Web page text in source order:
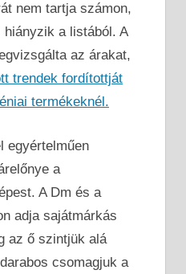
nem tartja számon,
a listából. A
az árakat,
trendek fordítottját
termékeknél.
egyértelműen
a
A Dm és a
adja sajátmárkás
az ő szintjük alá
csomagjuk a